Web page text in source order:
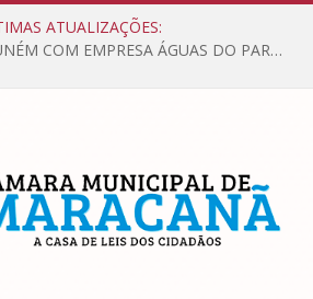
ATUALIZAÇÕES:
VEREADORES SE REUNÉM COM EMPRESA ÁGUAS DO PARÁ, PARA APRESENTAR REIVINDICAÇÕES E MELHORIAS NA QUALIDADE DOS SERVIÇOS OFERECIDOS Á POPULAÇÃO.